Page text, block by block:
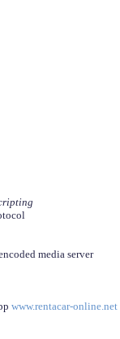
media server
www.rentacar-online.net